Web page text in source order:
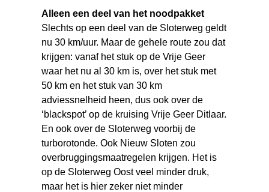
Alleen een deel van het noodpakket
Slechts op een deel van de Sloterweg geldt
nu 30 km/uur. Maar de gehele route zou dat
krijgen: vanaf het stuk op de Vrije Geer
waar het nu al 30 km is, over het stuk met
50 km en het stuk van 30 km
adviessnelheid heen, dus ook over de
‘blackspot’ op de kruising Vrije Geer Ditlaar.
En ook over de Sloterweg voorbij de
turborotonde. Ook Nieuw Sloten zou
overbruggingsmaatregelen krijgen. Het is
op de Sloterweg Oost veel minder druk,
maar het is hier zeker niet minder